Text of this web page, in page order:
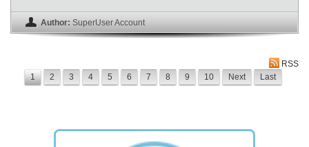
Author: SuperUser Account
RSS
1
2 3 4 5 6 7 8 9 10 Next Last